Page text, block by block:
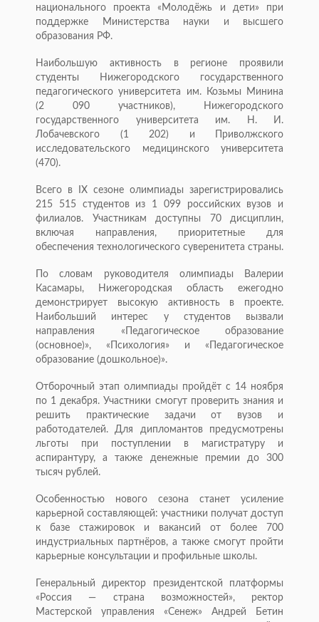
национального проекта «Молодёжь и дети» при
поддержке Министерства науки и высшего
образования РФ.
Наибольшую активность в регионе проявили
студенты Нижегородского государственного
педагогического университета им. Козьмы Минина
(2 090 участников), Нижегородского
государственного университета им. Н. И.
Лобачевского (1 202) и Приволжского
исследовательского медицинского университета
(470).
Всего в IX сезоне олимпиады зарегистрировались
215 515 студентов из 1 099 российских вузов и
филиалов. Участникам доступны 70 дисциплин,
включая направления, приоритетные для
обеспечения технологического суверенитета страны.
По словам руководителя олимпиады Валерии
Касамары, Нижегородская область ежегодно
демонстрирует высокую активность в проекте.
Наибольший интерес у студентов вызвали
направления «Педагогическое образование
(основное)», «Психология» и «Педагогическое
образование (дошкольное)».
Отборочный этап олимпиады пройдёт с 14 ноября
по 1 декабря. Участники смогут проверить знания и
решить практические задачи от вузов и
работодателей. Для дипломантов предусмотрены
льготы при поступлении в магистратуру и
аспирантуру, а также денежные премии до 300
тысяч рублей.
Особенностью нового сезона станет усиление
карьерной составляющей: участники получат доступ
к базе стажировок и вакансий от более 700
индустриальных партнёров, а также смогут пройти
карьерные консультации и профильные школы.
Генеральный директор президентской платформы
«Россия — страна возможностей», ректор
Мастерской управления «Сенеж» Андрей Бетин